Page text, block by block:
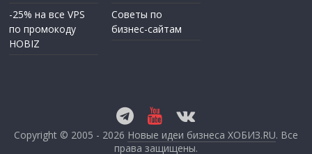
-25% на все VPS
по промокоду
HOBIZ
Советы по
бизнес-сайтам
Copyright © 2005 - 2026 Новые идеи бизнеса ХОБИЗ.RU. Все
права защищены.